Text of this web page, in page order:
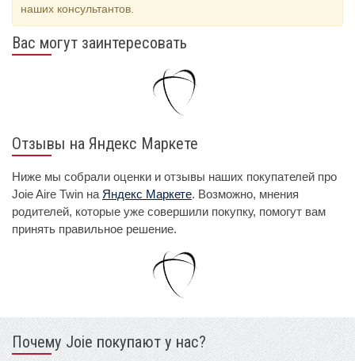
наших консультантов.
Вас могут заинтересовать
Отзывы на Яндекс Маркете
Ниже мы собрали оценки и отзывы наших покупателей про
Joie Aire Twin на Яндекс Маркете. Возможно, мнения
родителей, которые уже совершили покупку, помогут вам
принять правильное решение.
Почему Joie покупают у нас?